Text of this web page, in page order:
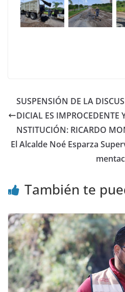
SUSPENSIÓN DE LA
DICIAL ES IMPROCEDENTE
NSTITUCIÓN: RICARDO
El Alcalde Noé Esparza
También te